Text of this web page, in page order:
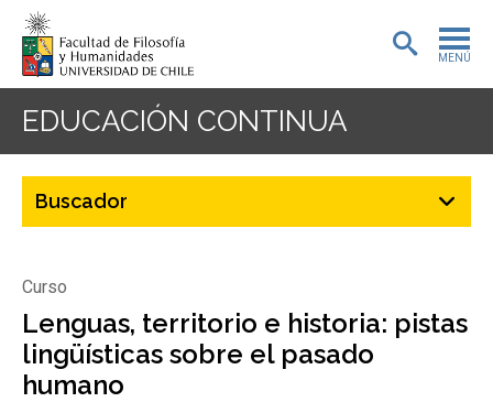
MENÚ
PORTADA
INVESTIGACIÓN
EXTENSIÓN
EDUCACIÓN CONTINUA
Curso
Lenguas, territorio e historia: pistas
lingüísticas sobre el pasado
humano